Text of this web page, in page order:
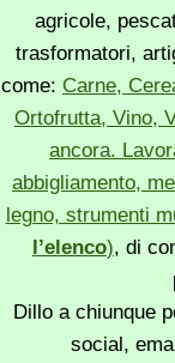
agricole,
trasformatori,
come: Carne,
Ortofrutta, Vino,
ancora.
abbigliamento,
legno, strumenti
l’elenco), di
Dillo a chiunque
social,